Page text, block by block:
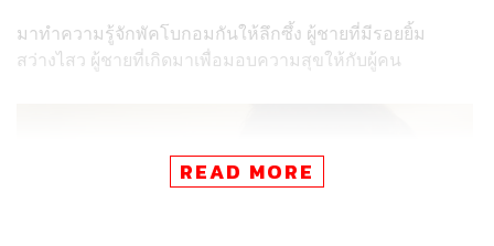
มาทำความรู้จักพัคโบกอมกันให้ลึกซึ้ง ผู้ชายที่มีรอยยิ้ม
สว่างไสว ผู้ชายที่เกิดมาเพื่อมอบความสุขให้กับผู้คน
READ MORE